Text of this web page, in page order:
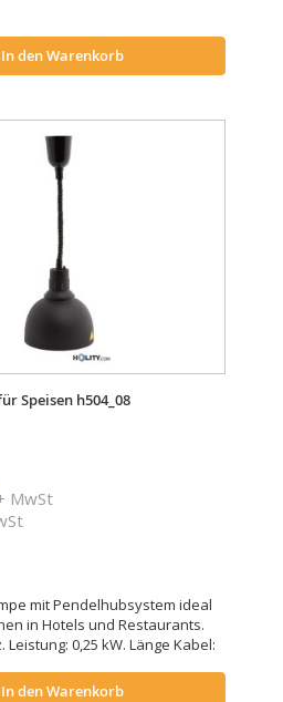
In den Warenkorb
Speisen h504_08
MwSt
mit Pendelhubsystem ideal
in Hotels und Restaurants.
Leistung: 0,25 kW. Länge Kabel:
In den Warenkorb